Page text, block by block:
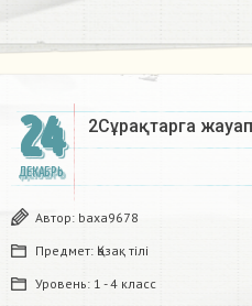
24
ДЕКАБРЬ
2Сұрақтарга
Автор: baxa9678
Предмет: Қазақ тiлi
Уровень: 1 - 4 класс